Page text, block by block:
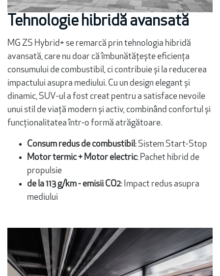
Tehnologie hibridă avansată
MG ZS Hybrid+ se remarcă prin tehnologia hibridă
avansată, care nu doar că îmbunătățește eficiența
consumului de combustibil, ci contribuie și la reducerea
impactului asupra mediului. Cu un design elegant și
dinamic, SUV-ul a fost creat pentru a satisface nevoile
unui stil de viață modern și activ, combinând confortul și
funcționalitatea într-o formă atrăgătoare.
Consum redus de combustibil: Sistem Start-Stop
Motor termic + Motor electric: Pachet hibrid de
propulsie
de la 113 g/km - emisii CO2: Impact redus asupra
mediului